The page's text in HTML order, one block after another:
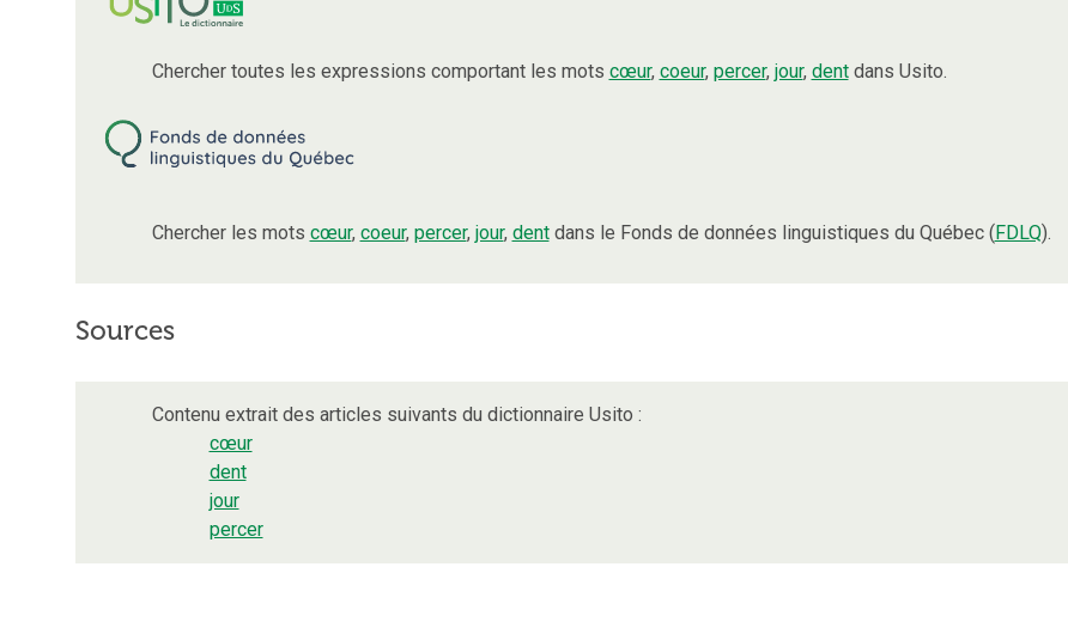
Chercher toutes les expressions comportant les mots cœur, coeur, percer, jour, dentdans Usito.
Chercher les mots cœur, coeur, percer, jour, dentdans le Fonds de données linguistiques du Québec (FDLQ).
Sources
Contenu extrait des articles suivants du dictionnaire Usito :
cœur
dent
jour
percer